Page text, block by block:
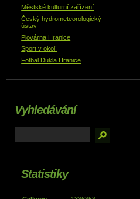
Městské kulturní zařízení
Český hydrometeorologický
ústav
Plovárna Hranice
Sport v okolí
Fotbal Dukla Hranice
Vyhledávání
Statistiky